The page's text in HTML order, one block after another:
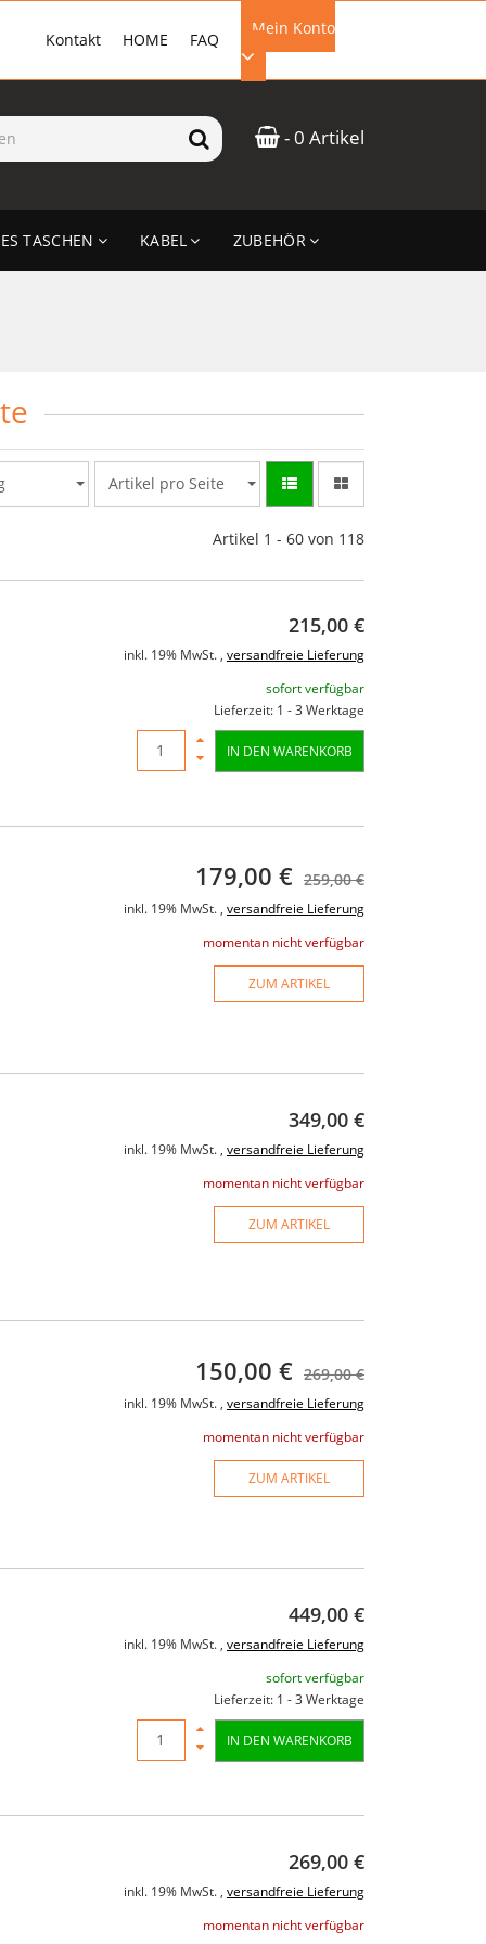
Mein Konto
EMAIL-ADRESSE
ANMELDEN
FAQ
HOME
Kontakt
- 0 Artikel
TASCHEN KABEL ZUBEHÖR
Artikel 1 - 60 von 118
215,00 €
inkl. 19% MwSt. , versandfreie Lieferung
sofort verfügbar
Lieferzeit: 1 - 3 Werktage
IN DEN WARENKORB
179,00 € 259,00 €
inkl. 19% MwSt. , versandfreie Lieferung
momentan nicht verfügbar
ZUM ARTIKEL
349,00 €
inkl. 19% MwSt. , versandfreie Lieferung
momentan nicht verfügbar
ZUM ARTIKEL
150,00 € 269,00 €
inkl. 19% MwSt. , versandfreie Lieferung
momentan nicht verfügbar
ZUM ARTIKEL
449,00 €
inkl. 19% MwSt. , versandfreie Lieferung
sofort verfügbar
Lieferzeit: 1 - 3 Werktage
IN DEN WARENKORB
269,00 €
inkl. 19% MwSt. , versandfreie Lieferung
momentan nicht verfügbar